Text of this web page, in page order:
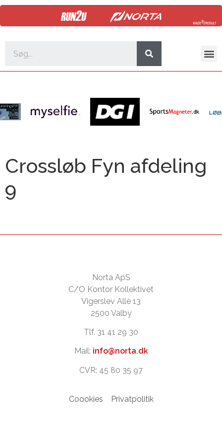
Crossløb Fyn afdeling
9
Norta ApS
C/O Kontor Kollektivet
Vigerslev Allé 13
2500 Valby
Tlf. 31 41 29 30
Mail: info@norta.dk
CVR: 45 80 35 97
Coookies Privatpolitik